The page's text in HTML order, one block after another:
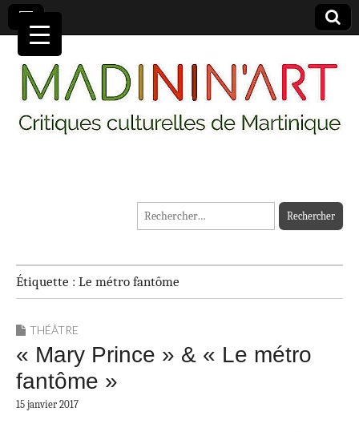
MADININ'ART
Rechercher :
Étiquette : Le métro fantôme
THÉÂTRE
« Mary Prince » & « Le métro
fantôme »
15 janvier 2017